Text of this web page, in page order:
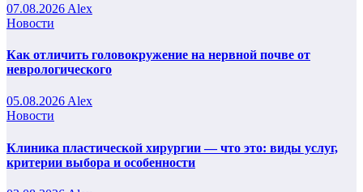
07.08.2026 Alex
Новости
Как отличить головокружение на нервной почве от
неврологического
05.08.2026 Alex
Новости
Клиника пластической хирургии — что это: виды услуг,
критерии выбора и особенности